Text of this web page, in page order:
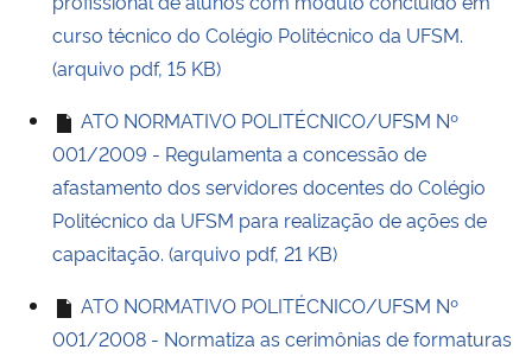
curso técnico do Colégio Politécnico da UFSM.
(arquivo pdf, 15 KB)
ATO NORMATIVO POLITÉCNICO/UFSM Nº
001/2009 - Regulamenta a concessão de
afastamento dos servidores docentes do Colégio
Politécnico da UFSM para realização de ações de
capacitação. (arquivo pdf, 21 KB)
ATO NORMATIVO POLITÉCNICO/UFSM Nº
001/2008 - Normatiza as cerimônias de formaturas